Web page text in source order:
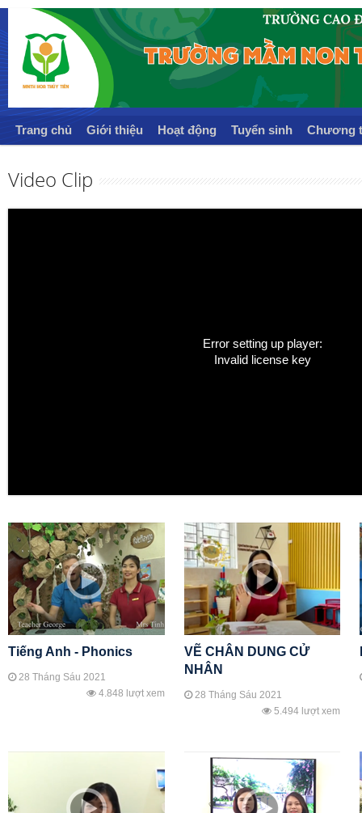
Trang chủ Giới thiệu Hoạt động Tuyển sinh Chương
Video Clip
Error setting up player:
Invalid license key
Tiếng Anh - Phonics
28 Tháng Sáu 2021
4.848 lượt xem
VẼ CHÂN DUNG CỬ
NHÂN
28 Tháng Sáu 2021
5.494 lượt xem